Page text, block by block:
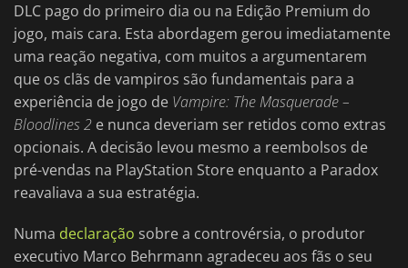
DLC pago do primeiro dia ou na Edição Premium do
jogo, mais cara. Esta abordagem gerou imediatamente
uma reação negativa, com muitos a argumentarem
que os clãs de vampiros são fundamentais para a
experiência de jogo de Vampire: The Masquerade –
Bloodlines 2 e nunca deveriam ser retidos como extras
opcionais. A decisão levou mesmo a reembolsos de
pré-vendas na PlayStation Store enquanto a Paradox
reavaliava a sua estratégia.
Numa declaração sobre a controvérsia, o produtor
executivo Marco Behrmann agradeceu aos fãs o seu